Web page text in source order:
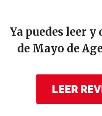
Ya puedes leer
de Mayo de
LEER